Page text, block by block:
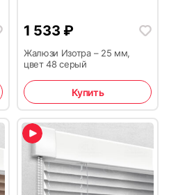
1 533 ₽
Жалюзи Изотра – 25 мм,
цвет 48 серый
Купить